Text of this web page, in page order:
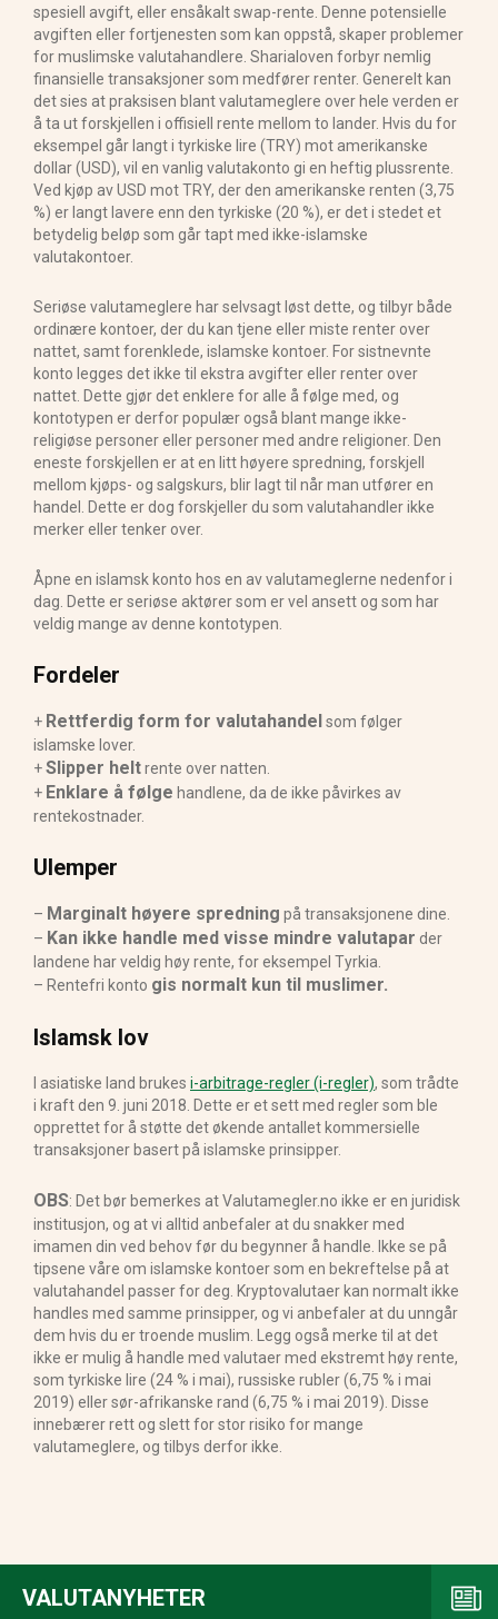
spesiell avgift, eller ensåkalt swap-rente. Denne potensielle
avgiften eller fortjenesten som kan oppstå, skaper problemer
for muslimske valutahandlere. Sharialoven forbyr nemlig
finansielle transaksjoner som medfører renter. Generelt kan
det sies at praksisen blant valutameglere over hele verden er
å ta ut forskjellen i offisiell rente mellom to lander. Hvis du for
eksempel går langt i tyrkiske lire (TRY) mot amerikanske
dollar (USD), vil en vanlig valutakonto gi en heftig plussrente.
Ved kjøp av USD mot TRY, der den amerikanske renten (3,75
%) er langt lavere enn den tyrkiske (20 %), er det i stedet et
betydelig beløp som går tapt med ikke-islamske
valutakontoer.
Seriøse valutameglere har selvsagt løst dette, og tilbyr både
ordinære kontoer, der du kan tjene eller miste renter over
nattet, samt forenklede, islamske kontoer. For sistnevnte
konto legges det ikke til ekstra avgifter eller renter over
nattet. Dette gjør det enklere for alle å følge med, og
kontotypen er derfor populær også blant mange ikke-
religiøse personer eller personer med andre religioner. Den
eneste forskjellen er at en litt høyere spredning, forskjell
mellom kjøps- og salgskurs, blir lagt til når man utfører en
handel. Dette er dog forskjeller du som valutahandler ikke
merker eller tenker over.
Åpne en islamsk konto hos en av valutameglerne nedenfor i
dag. Dette er seriøse aktører som er vel ansett og som har
veldig mange av denne kontotypen.
Fordeler
+ Rettferdig form for valutahandelsom følger
islamske lover.
+Slipper heltrente over natten.
+ Enklare å følge handlene, da de ikke påvirkes av
rentekostnader.
Ulemper
– Marginalt høyere spredning på transaksjonene dine.
– Kan ikke handle med visse mindre valutapar der
landene har veldig høy rente, for eksempel Tyrkia.
– Rentefri konto gis normalt kun til muslimer.
Islamsk lov
I asiatiske land brukes i-arbitrage-regler (i-regler), som trådte
i kraft den 9. juni 2018. Dette er et sett med regler som ble
opprettet for å støtte det økende antallet kommersielle
transaksjoner basert på islamske prinsipper.
OBS: Det bør bemerkes at Valutamegler.no ikke er en juridisk
institusjon, og at vi alltid anbefaler at du snakker med
imamen din ved behov før du begynner å handle. Ikke se på
tipsene våre om islamske kontoer som en bekreftelse på at
valutahandel passer for deg. Kryptovalutaer kan normalt ikke
handles med samme prinsipper, og vi anbefaler at du unngår
dem hvis du er troende muslim. Legg også merke til at det
ikke er mulig å handle med valutaer med ekstremt høy rente,
som tyrkiske lire (24 % i mai), russiske rubler (6,75 % i mai
2019) eller sør-afrikanske rand (6,75 % i mai 2019). Disse
innebærer rett og slett for stor risiko for mange
valutameglere, og tilbys derfor ikke.
VALUTANYHETER